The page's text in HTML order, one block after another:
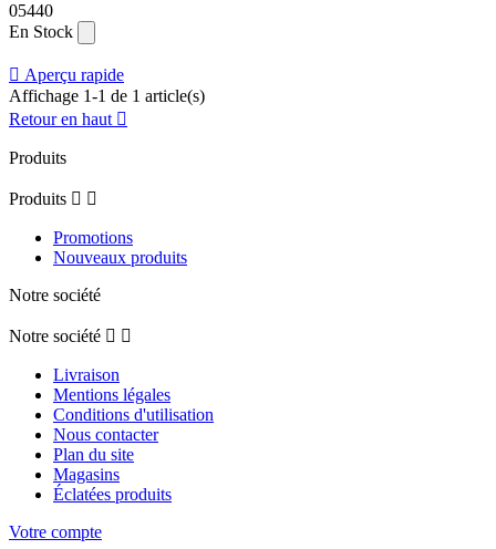
05440
En Stock
 Aperçu rapide
Affichage 1-1 de 1 article(s)
Retour en haut 
Produits
Produits  
Promotions
Nouveaux produits
Notre société
Notre société  
Livraison
Mentions légales
Conditions d'utilisation
Nous contacter
Plan du site
Magasins
Éclatées produits
Votre compte